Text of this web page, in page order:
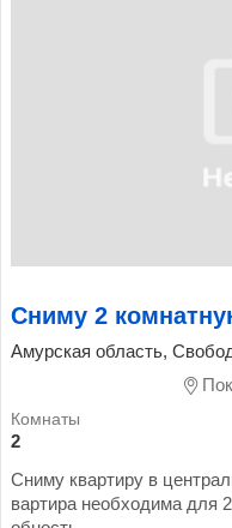
Сниму 2
Амурская область,
2
Сниму квартиру в
вартира необходима для